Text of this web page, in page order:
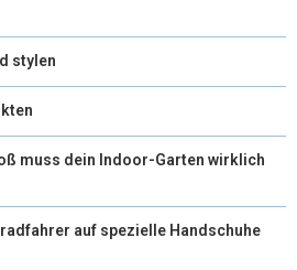
stylen
muss dein Indoor-Garten wirklich
auf spezielle Handschuhe